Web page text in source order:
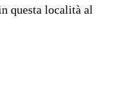
questa località al